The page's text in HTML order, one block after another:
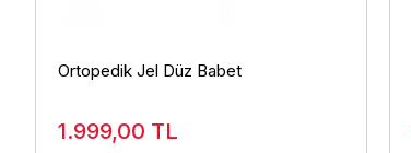
Ortopedik Jel Düz Babet
1.999,00 TL